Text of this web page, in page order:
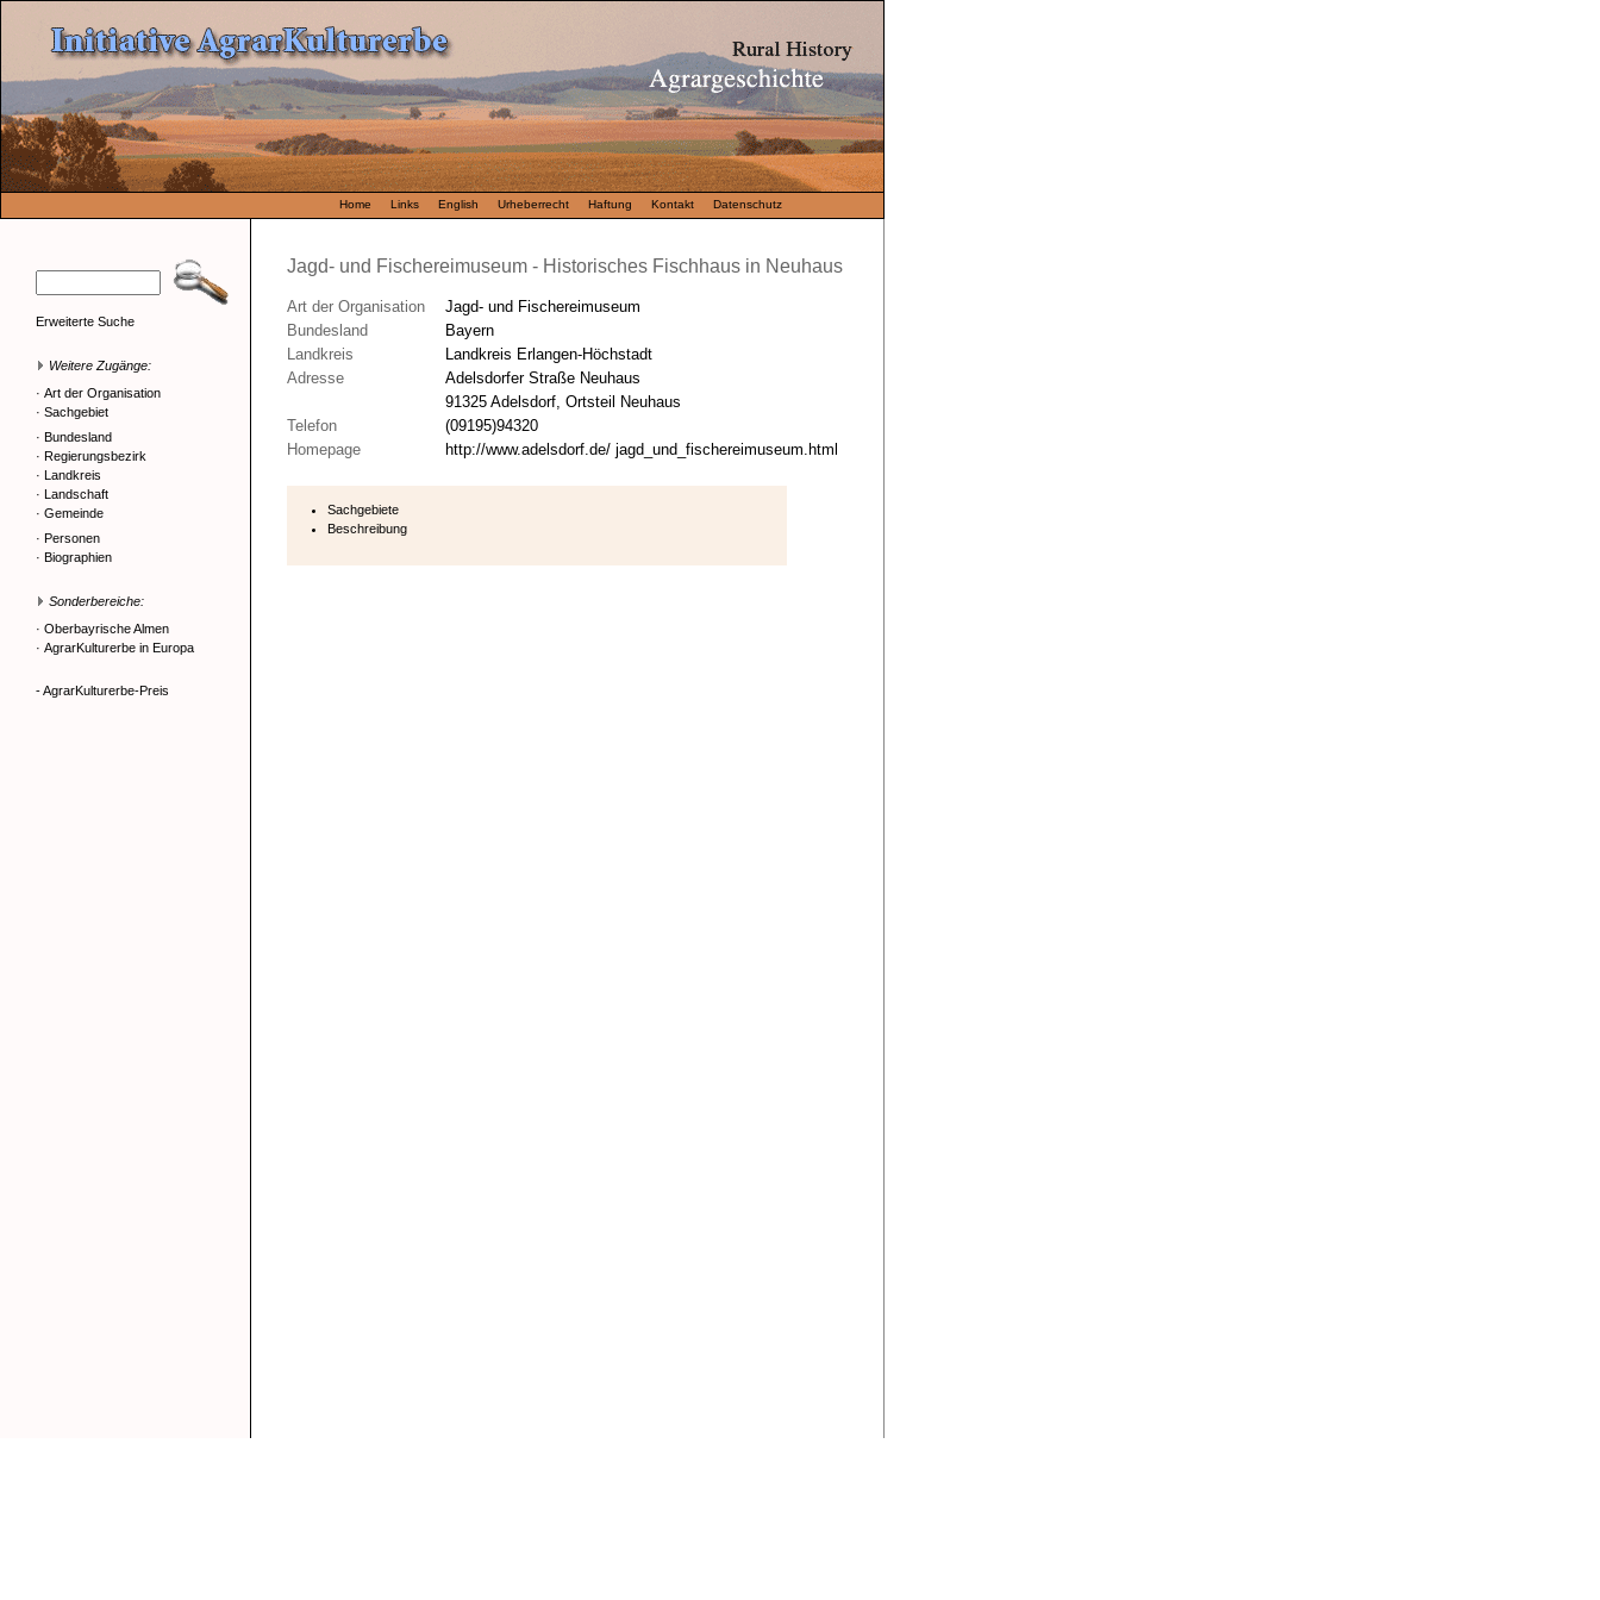
Home Links English Urheberrecht Haftung Kontakt Datenschutz
Erweiterte Suche
Weitere Zugänge:
· Art der Organisation
· Sachgebiet
· Bundesland
· Regierungsbezirk
· Landkreis
· Landschaft
· Gemeinde
· Personen
· Biographien
Sonderbereiche:
· Oberbayrische Almen
· AgrarKulturerbe in Europa
- AgrarKulturerbe-Preis
Jagd- und Fischereimuseum - Historisches Fischhaus in Neuhaus
Art der Organisation
Jagd- und Fischereimuseum
Bundesland
Bayern
Landkreis
Landkreis Erlangen-Höchstadt
Adresse
Adelsdorfer Straße Neuhaus
91325 Adelsdorf, Ortsteil Neuhaus
Telefon
(09195)94320
Homepage
http://www.adelsdorf.de/ jagd_und_fischereimuseum.html
Sachgebiete
Beschreibung